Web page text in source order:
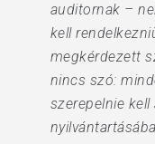
auditornak –
kell
megkérdezett
nincs szó:
szerepelnie